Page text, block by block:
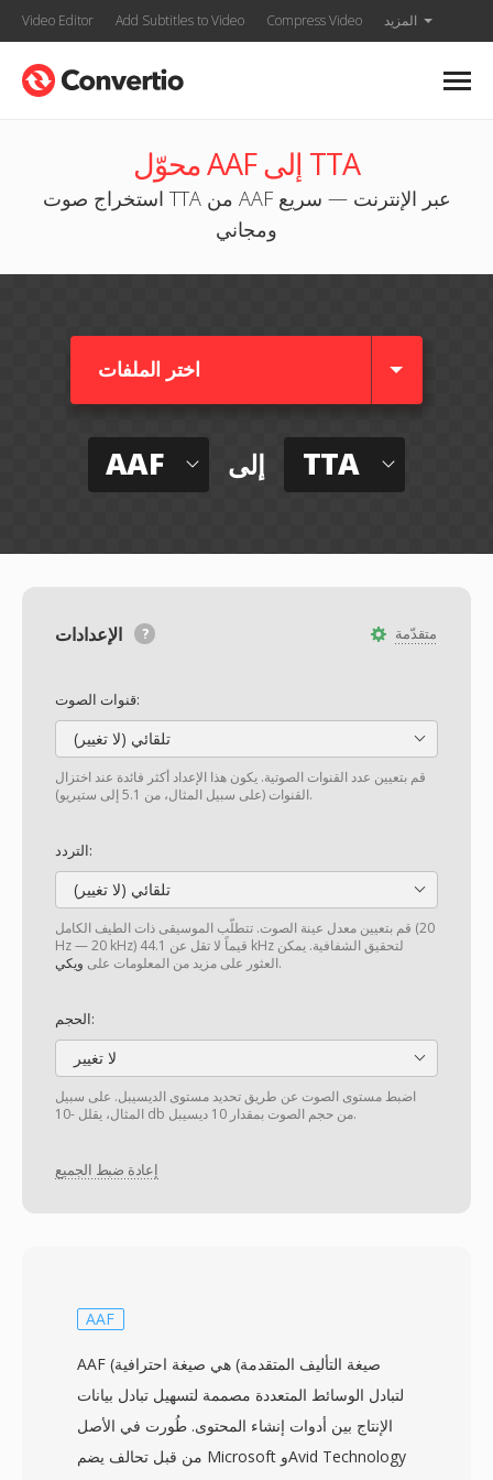
Video Editor Add Subtitles to Video Compress Video المزيد
محوّل AAF إلى TTA
استخراج صوت TTA من AAF عبر الإنترنت — سريع
ومجاني
اختر الملفات
AAF إلى TTA
متقدّمة
قنوات الصوت:
تلقائي (لا تغيير)
قم بتعيين عدد القنوات الصوتية. يكون هذا الإعداد أكثر فائدة عند اختزال
القنوات (على سبيل المثال، من 5.1 إلى ستيريو).
التردد:
تلقائي (لا تغيير)
قم بتعيين معدل عينة الصوت. تتطلّب الموسيقى ذات الطيف الكامل (20
Hz — 20 kHz) قيماً لا تقل عن 44.1 kHz لتحقيق الشفافية. يمكن
العثور على مزيد من المعلومات على ويكي .
الحجم:
لا تغيير
اضبط مستوى الصوت عن طريق تحديد مستوى الديسيبل. على سبيل
المثال، يقلل -10 db من حجم الصوت بمقدار 10 ديسيبل.
إعادة ضبط الجميع
AAF
AAF (صيغة التأليف المتقدمة) هي صيغة احترافية
لتبادل الوسائط المتعددة مصممة لتسهيل تبادل بيانات
الإنتاج بين أدوات إنشاء المحتوى. طُورت في الأصل
من قبل تحالف يضم Microsoft وAvid Technology